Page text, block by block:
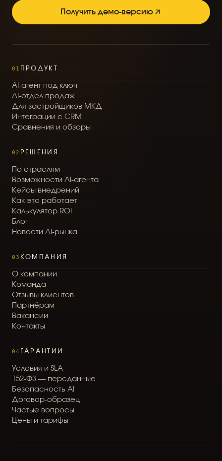
Получить демо-версию
01 ПРОДУКТ
A -агент под ключ
A -отдел продаж
Для застройщ иков М КД
И нтеграции с CRM
Сравнения и обзоры
02 РЕШЕНИЯ
По отраслям
Возможности A -агента
Кейсы внедрений
Как это работает
Калькулятор RO
Блог
Новости A -рынка
03 КОМПАНИЯ
О компании
Команда
Отзывы клиентов
Партнёрам
Вакансии
Контакты
04 ГАРАНТИИ
Условия и S A
1 52-ФЗ — персданные
Безопасность A
Договор-образец
Частые вопросы
ены и тарифы